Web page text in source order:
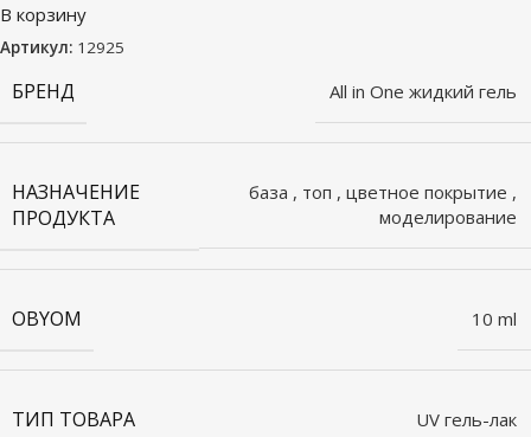
В корзину
Артикул: 12925
БРЕНД All in One жидкий гель
НАЗНАЧЕНИЕ
ПРОДУКТА
база , топ , цветное покрытие ,
моделирование
OBYOM 10 ml
ТИП ТОВАРА UV гель-лак